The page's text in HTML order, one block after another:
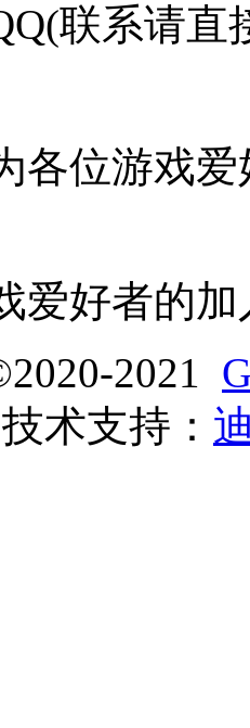
联系请直
各位游戏
爱好者的加
2021
技术支持：